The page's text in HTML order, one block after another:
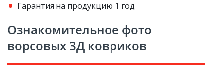
Гарантия на продукцию 1 год
Ознакомительное фото
ворсовых 3Д ковриков